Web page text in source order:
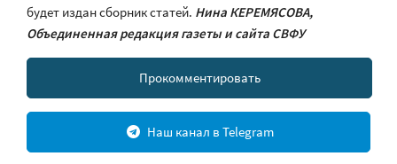
будет издан сборник статей. Нина КЕРЕМЯСОВА,
Объединенная редакция газеты и сайта СВФУ
Прокомментировать
Наш канал в Telegram